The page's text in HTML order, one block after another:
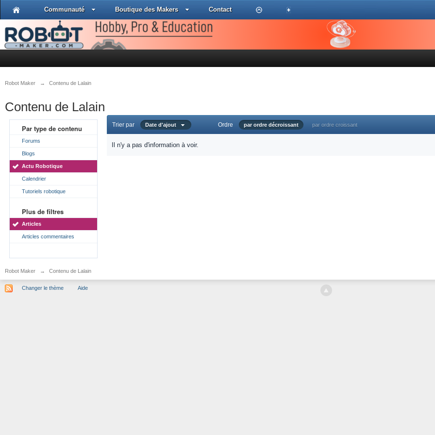
Communauté Boutique des Makers Contact
Robot Maker → Contenu de Lalain
Contenu de Lalain
Par type de contenu
Forums
Blogs
Actu Robotique
Calendrier
Tutoriels robotique
Plus de filtres
Articles
Articles commentaires
Trier par Date d'ajout Ordre par ordre décroissant par ordre croissant
Il n'y a pas d'information à voir.
Robot Maker → Contenu de Lalain
Changer le thème Aide